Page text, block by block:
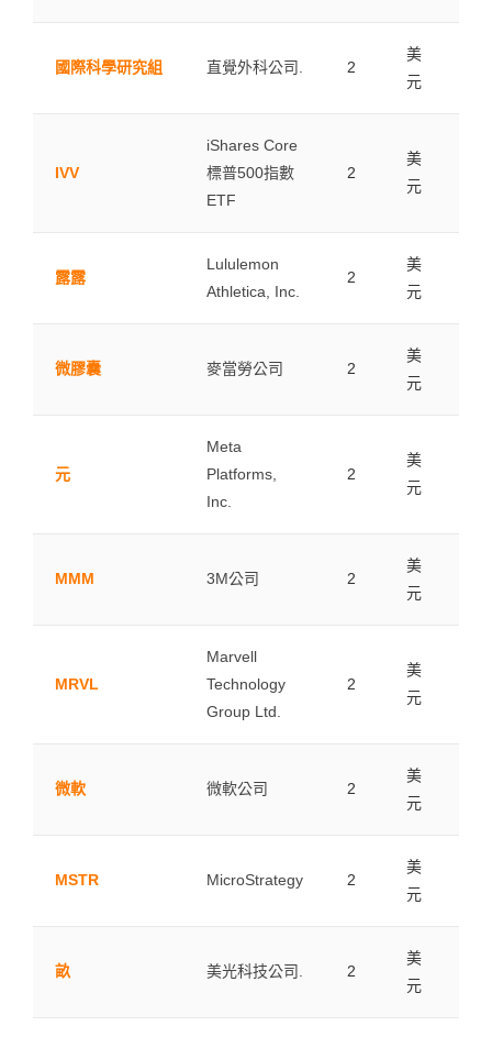
國際科學研究組 直覺外科公司. 2
美
元
IVV
iShares Core
標普500指數
ETF
2
美
元
露露
Lululemon
Athletica, Inc.
2
美
元
微膠囊 麥當勞公司 2
美
元
元
Meta
Platforms,
Inc.
2
美
元
MMM 3M公司 2
美
元
MRVL
Marvell
Technology
Group Ltd.
2
美
元
微軟 微軟公司 2
美
元
MSTR MicroStrategy 2
美
元
畝 美光科技公司. 2
美
元